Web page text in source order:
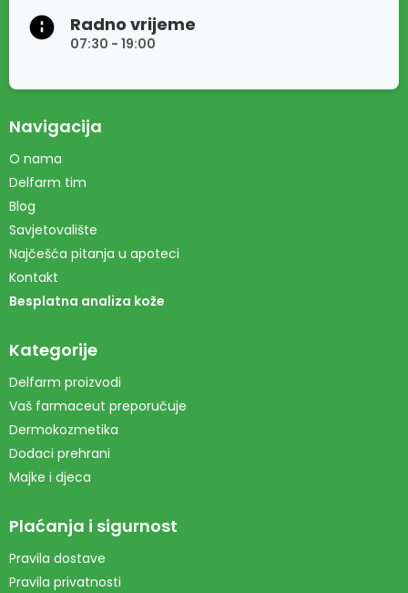
Radno vrijeme
07:30 - 19:00
Navigacija
O nama
Delfarm tim
Blog
Savjetovalište
Najčešća pitanja u apoteci
Kontakt
Besplatna analiza kože
Kategorije
Delfarm proizvodi
Vaš farmaceut preporučuje
Dermokozmetika
Dodaci prehrani
Majke i djeca
Plaćanja i sigurnost
Pravila dostave
Pravila privatnosti